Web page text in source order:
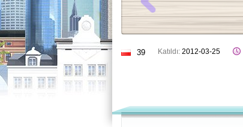
39 Katıldı: 2012-03-25